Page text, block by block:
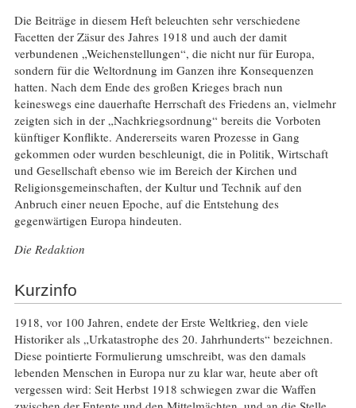
Die Beiträge in diesem Heft beleuchten sehr verschiedene
Facetten der Zäsur des Jahres 1918 und auch der damit
verbundenen „Weichenstellungen“, die nicht nur für Europa,
sondern für die Weltordnung im Ganzen ihre Konsequenzen
hatten. Nach dem Ende des großen Krieges brach nun
keineswegs eine dauerhafte Herrschaft des Friedens an, vielmehr
zeigten sich in der „Nachkriegsordnung“ bereits die Vorboten
künftiger Konflikte. Andererseits waren Prozesse in Gang
gekommen oder wurden beschleunigt, die in Politik, Wirtschaft
und Gesellschaft ebenso wie im Bereich der Kirchen und
Religionsgemeinschaften, der Kultur und Technik auf den
Anbruch einer neuen Epoche, auf die Entstehung des
gegenwärtigen Europa hindeuten.
Die Redaktion
Kurzinfo
1918, vor 100 Jahren, endete der Erste Weltkrieg, den viele
Historiker als „Urkatastrophe des 20. Jahrhunderts“ bezeichnen.
Diese pointierte Formulierung umschreibt, was den damals
lebenden Menschen in Europa nur zu klar war, heute aber oft
vergessen wird: Seit Herbst 1918 schwiegen zwar die Waffen